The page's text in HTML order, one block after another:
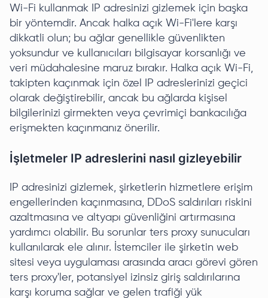
Wi-Fi kullanmak IP adresinizi gizlemek için başka
bir yöntemdir. Ancak halka açık Wi-Fi'lere karşı
dikkatli olun; bu ağlar genellikle güvenlikten
yoksundur ve kullanıcıları bilgisayar korsanlığı ve
veri müdahalesine maruz bırakır. Halka açık Wi-Fi,
takipten kaçınmak için özel IP adreslerinizi geçici
olarak değiştirebilir, ancak bu ağlarda kişisel
bilgilerinizi girmekten veya çevrimiçi bankacılığa
erişmekten kaçınmanız önerilir.
İşletmeler IP adreslerini nasıl gizleyebilir
IP adresinizi gizlemek, şirketlerin hizmetlere erişim
engellerinden kaçınmasına, DDoS saldırıları riskini
azaltmasına ve altyapı güvenliğini artırmasına
yardımcı olabilir. Bu sorunlar ters proxy sunucuları
kullanılarak ele alınır. İstemciler ile şirketin web
sitesi veya uygulaması arasında aracı görevi gören
ters proxy'ler, potansiyel izinsiz giriş saldırılarına
karşı koruma sağlar ve gelen trafiği yük